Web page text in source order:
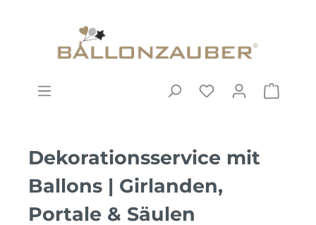
Dekorationsservice mit
Ballons | Girlanden,
Portale & Säulen